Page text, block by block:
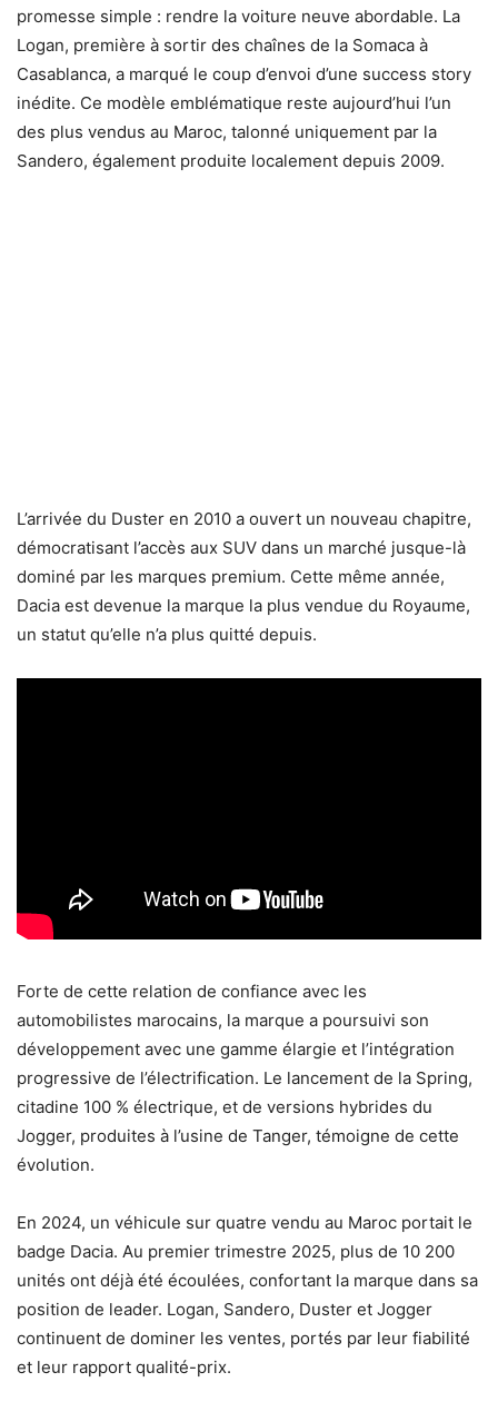
promesse simple : rendre la voiture neuve abordable. La
Logan, première à sortir des chaînes de la Somaca à
Casablanca, a marqué le coup d’envoi d’une success story
inédite. Ce modèle emblématique reste aujourd’hui l’un
des plus vendus au Maroc, talonné uniquement par la
Sandero, également produite localement depuis 2009.
L’arrivée du Duster en 2010 a ouvert un nouveau chapitre,
démocratisant l’accès aux SUV dans un marché jusque-là
dominé par les marques premium. Cette même année,
Dacia est devenue la marque la plus vendue du Royaume,
un statut qu’elle n’a plus quitté depuis.
Forte de cette relation de confiance avec les
automobilistes marocains, la marque a poursuivi son
développement avec une gamme élargie et l’intégration
progressive de l’électrification. Le lancement de la Spring,
citadine 100 % électrique, et de versions hybrides du
Jogger, produites à l’usine de Tanger, témoigne de cette
évolution.
En 2024, un véhicule sur quatre vendu au Maroc portait le
badge Dacia. Au premier trimestre 2025, plus de 10 200
unités ont déjà été écoulées, confortant la marque dans sa
position de leader. Logan, Sandero, Duster et Jogger
continuent de dominer les ventes, portés par leur fiabilité
et leur rapport qualité-prix.